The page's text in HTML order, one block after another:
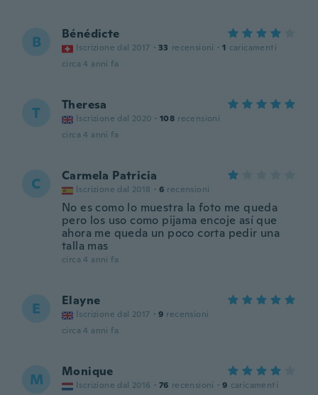
B Bénédicte
Iscrizione dal 2017 · 33 recensioni · 1 caricamenti
circa 4 anni fa
T Theresa
Iscrizione dal 2020 · 108 recensioni
circa 4 anni fa
C Carmela Patricia
Iscrizione dal 2018 · 6 recensioni
No es como lo muestra la foto me queda
pero los uso como pijama encoje así que
ahora me queda un poco corta pedir una
talla mas
circa 4 anni fa
E Elayne
Iscrizione dal 2017 · 9 recensioni
circa 4 anni fa
M Monique
Iscrizione dal 2016 · 76 recensioni · 9 caricamenti